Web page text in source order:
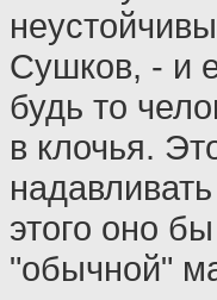
Сушков, - и
будь то
в клочья.
этого оно
"обычной"